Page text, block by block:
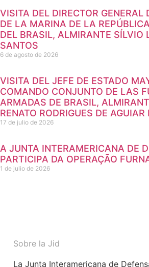
VISITA DEL DIRECTOR GENERAL
DE LA MARINA DE LA
DEL BRASIL, ALMIRANTE SÍLVIO
SANTOS
6 de agosto de 2026
VISITA DEL JEFE DE ESTADO
COMANDO CONJUNTO DE LAS
ARMADAS DE BRASIL,
RENATO RODRIGUES DE AGUIAR
17 de julio de 2026
A JUNTA INTERAMERICANA DE
PARTICIPA DA OPERAÇÃO
1 de julio de 2026
Sobre la Jid
La Junta Interamericana de